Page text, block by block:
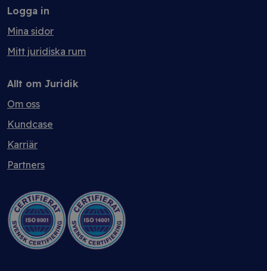
Logga in
Mina sidor
Mitt juridiska rum
Allt om Juridik
Om oss
Kundcase
Karriär
Partners